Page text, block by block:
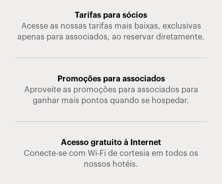
Tarifas para sócios
Acesse as nossas tarifas mais baixas, exclusivas
apenas para associados, ao reservar diretamente.
Promoções para associados
Aproveite as promoções para associados para
ganhar mais pontos quando se hospedar.
Acesso gratuito à Internet
Conecte-se com Wi-Fi de cortesia em todos os
nossos hotéis.